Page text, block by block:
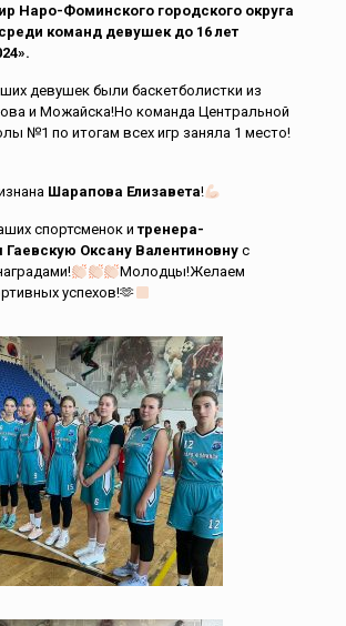
Наро-Фоминского городского округа
команд девушек до 16 лет
девушек были баскетболистки из
и Можайска!Но команда Центральной
№1 по итогам всех игр заняла 1 место!
Шарапова Елизавета!
спортсменок итренера-
Гаевскую Оксану Валентиновнус
Молодцы!Желаем
успехов!🫶